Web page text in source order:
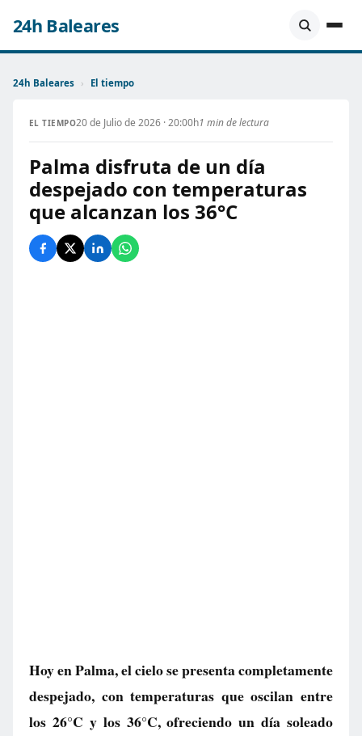
24h Baleares
24h Baleares › El tiempo
EL TIEMPO20 de Julio de 2026 · 20:00h1 min de lectura
Palma disfruta de un día
despejado con temperaturas
que alcanzan los 36°C
Hoy en Palma, el cielo se presenta completamente
despejado, con temperaturas que oscilan entre
los 26°C y los 36°C, ofreciendo un día soleado